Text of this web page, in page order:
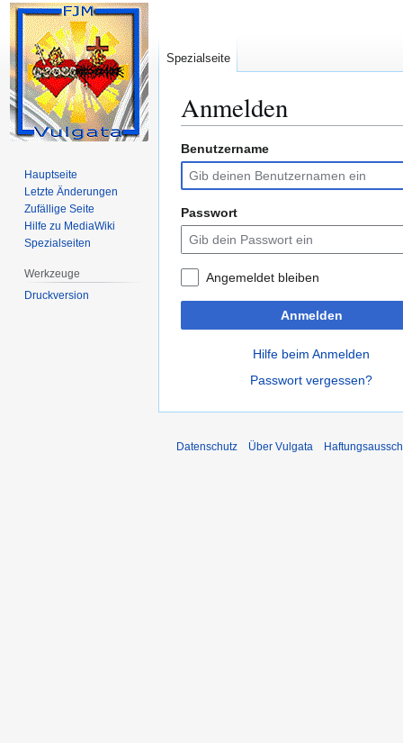
Anmelden
Zur
Navigation
springen
Zur
Suche
springen
Benutzername
Passwort
Angemeldet bleiben
Anmelden
Hilfe beim Anmelden
Passwort vergessen?
Spezialseite
Hauptseite
Letzte Änderungen
Zufällige Seite
Hilfe zu MediaWiki
Spezialseiten
Werkzeuge
Druckversion
Datenschutz Über Vulgata